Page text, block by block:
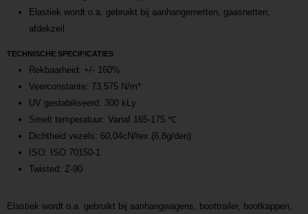
Elastiek wordt o.a. gebruikt bij aanhangernetten, gaasnetten,
afdekzeil
TECHNISCHE SPECIFICATIES
Rekbaarheid: +/- 160%
Veerconstante: 73,575 N/m*
UV gestabiliseerd: 300 kLy
Smelt temperatuur: Vanaf 165-175 ℃
Dichtheid vezels: 60,04cN/tex (6,8g/den)
ISO: ISO 70150-1
Twisted: Z-90
Elastiek wordt o.a. gebruikt bij aanhangwagens, boottrailer, bootkappen,